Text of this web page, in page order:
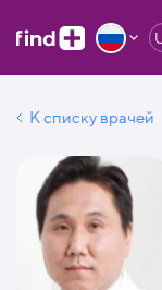
К списку врачей